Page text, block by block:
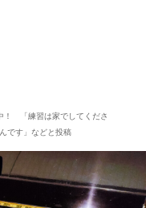
！ 「練習は家でしてくださ
です」などと投稿